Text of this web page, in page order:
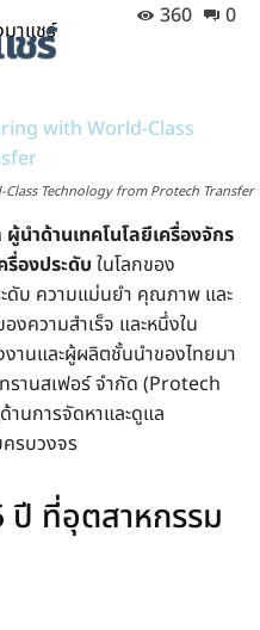
0
360
าแชร์
Technology from Protech Transfer
ผู้นำด้านเทคโนโลยีเครื่องจักร
องประดับ ในโลกของ
ดับ ความแม่นยำ คุณภาพ และ
งความสำเร็จ และหนึ่งใน
งานและผู้ผลิตชั้นนำของไทยมา
รานสเฟอร์ จำกัด (Protech
นการจัดหาและดูแล
รบวงจร
ปี ที่อุตสาหกรรม